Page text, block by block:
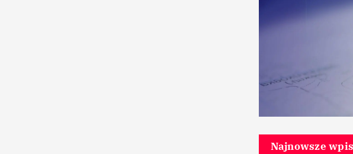
Najnowsze